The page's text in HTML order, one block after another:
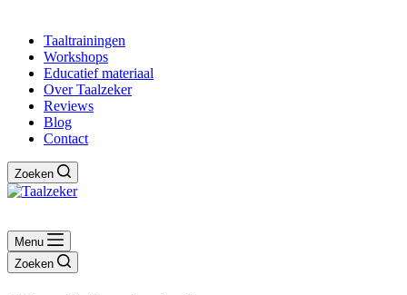
Taaltrainingen
Workshops
Educatief materiaal
Over Taalzeker
Reviews
Blog
Contact
Zoeken
Menu
Zoeken